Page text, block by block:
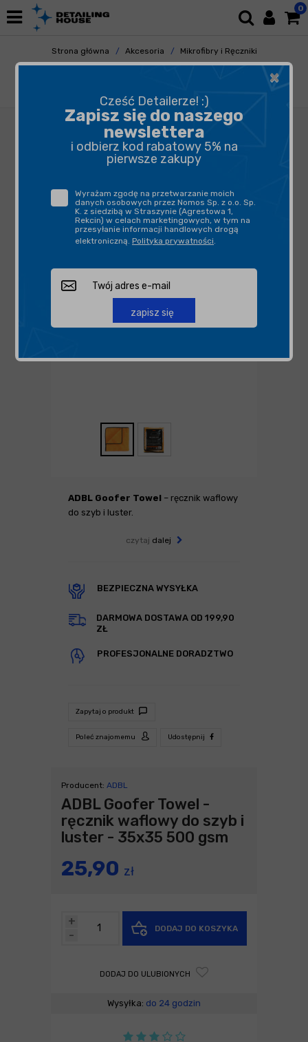
0
Strona główna Akcesoria
Mikrofibry i Ręczniki
Uniwersalne
ADBL Goofer Towel – ręcznik waflowy
do szyb i luster.
czytaj dalej
BEZPIECZNA WYSYŁKA
DARMOWA DOSTAWA OD 199,90
ZŁ
PROFESJONALNE DORADZTWO
Zapytaj o produkt
Poleć znajomemu Udostępnij
Producent: ADBL
ADBL Goofer Towel -
ręcznik waflowy do szyb i
luster - 35x35 500 gsm
25,90 zł
-
+
DODAJ DO KOSZYKA
DODAJ DO ULUBIONYCH
Wysyłka: do 24 godzin
×
Cześć Detailerze! :)
Zapisz się do naszego
newslettera
i odbierz kod rabatowy 5% na
pierwsze zakupy
Wyrażam zgodę na przetwarzanie moich
danych osobowych przez Nomos Sp. z o.o. Sp.
K. z siedzibą w Straszynie (Agrestowa 1,
Rekcin) w celach marketingowych, w tym na
przesyłanie informacji handlowych drogą
elektroniczną. Polityka prywatności.
zapisz się